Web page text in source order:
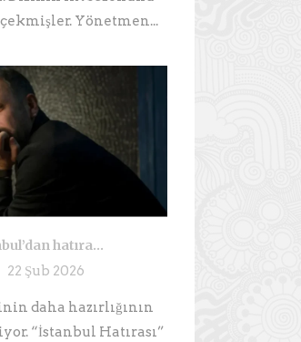
Yönetmen...
hatıra…
22 Şub 2026
daha hazırlığının
“İstanbul Hatırası”